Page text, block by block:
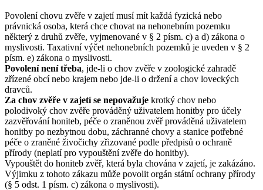
Povolení chovu zvěře v zajetí musí mít každá fyzická nebo
právnická osoba, která chce chovat na nehonebním pozemku
některý z druhů zvěře, vyjmenované v § 2 písm. c) a d) zákona o
myslivosti. Taxativní výčet nehonebních pozemků je uveden v § 2
písm. e) zákona o myslivosti.
Povolení není třeba, jde-li o chov zvěře v zoologické zahradě
zřízené obcí nebo krajem nebo jde-li o držení a chov loveckých
dravců.
Za chov zvěře v zajetí se nepovažuje krotký chov nebo
polodivoký chov zvěře prováděný uživatelem honitby pro účely
zazvěřování honiteb, péče o zraněnou zvěř prováděná uživatelem
honitby po nezbytnou dobu, záchranné chovy a stanice potřebné
péče o zraněné živočichy zřizované podle předpisů o ochraně
přírody (neplatí pro vypouštění zvěře do honitby).
Vypouštět do honiteb zvěř, která byla chována v zajetí, je zakázáno.
Výjimku z tohoto zákazu může povolit orgán státní ochrany přírody
(§ 5 odst. 1 písm. c) zákona o myslivosti).